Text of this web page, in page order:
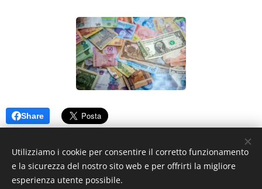
Share
Utilizziamo i cookie per consentire il corretto funzionamento
e la sicurezza del nostro sito web e per offrirti la migliore
esperienza utente possibile.